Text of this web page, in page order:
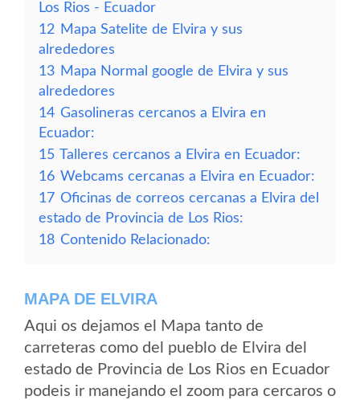
Los Rios - Ecuador
12 Mapa Satelite de Elvira y sus
alrededores
13 Mapa Normal google de Elvira y sus
alrededores
14 Gasolineras cercanos a Elvira en
Ecuador:
15 Talleres cercanos a Elvira en Ecuador:
16 Webcams cercanas a Elvira en Ecuador:
17 Oficinas de correos cercanas a Elvira del
estado de Provincia de Los Rios:
18 Contenido Relacionado:
MAPA DE ELVIRA
Aqui os dejamos el Mapa tanto de
carreteras como del pueblo de Elvira del
estado de Provincia de Los Rios en Ecuador
podeis ir manejando el zoom para cercaros o